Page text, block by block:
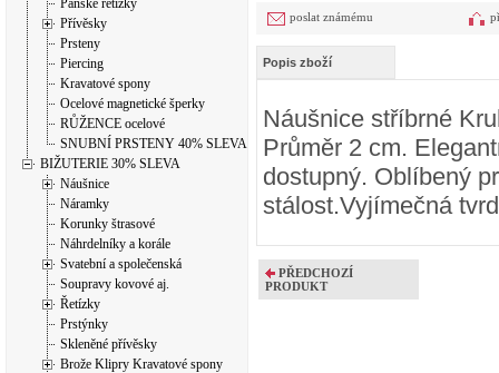
Pánské řetízky
Přívěsky
Prsteny
Piercing
Kravatové spony
Ocelové magnetické šperky
RŮŽENCE ocelové
SNUBNÍ PRSTENY 40% SLEVA
BIŽUTERIE 30% SLEVA
Náušnice
Náramky
Korunky štrasové
Náhrdelníky a korále
Svatební a společenská
Soupravy kovové aj.
Řetízky
Prstýnky
Skleněné přívěsky
Brože Klipry Kravatové spony
poslat známému
Popis zboží
Náušnice stříbrné
Průměr 2 cm.
dostupný. Oblíbený
stálost.Vyjímečná
PŘEDCHOZÍ
PRODUKT